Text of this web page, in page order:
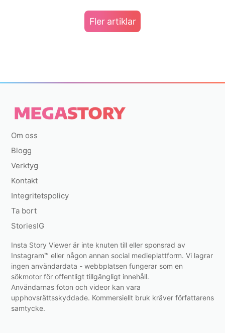
Fler artiklar
Om oss
Blogg
Verktyg
Kontakt
Integritetspolicy
Ta bort
StoriesIG
Insta Story Viewer är inte knuten till eller sponsrad av
Instagram™ eller någon annan social medieplattform. Vi lagrar
ingen användardata - webbplatsen fungerar som en
sökmotor för offentligt tillgängligt innehåll.
Användarnas foton och videor kan vara
upphovsrättsskyddade. Kommersiellt bruk kräver författarens
samtycke.